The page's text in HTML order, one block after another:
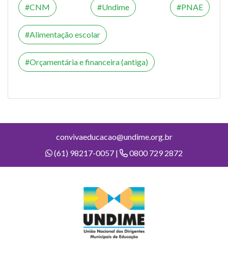
CNM Undime PNAE
Alimentação escolar
Orçamentária e financeira (antiga)
convivaeducacao@undime.org.br
(61) 98217-0057 |
0800 729 2872